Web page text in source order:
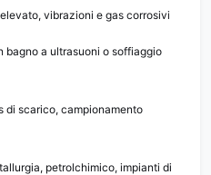
vibrazioni e gas corrosivi
bagno a ultrasuoni o soffiaggio
di scarico, campionamento
petrolchimico, impianti di